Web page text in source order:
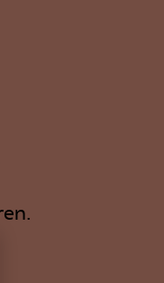
& utbildningar